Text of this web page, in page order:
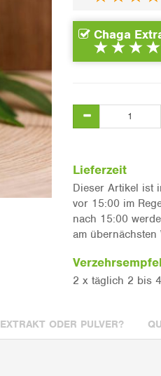
Chaga
Lieferzeit
Dieser Artikel ist
vor 15:00 im
nach 15:00
am übernächsten
2 x täglich 2 bis
EXTRAKT ODER PULVER?